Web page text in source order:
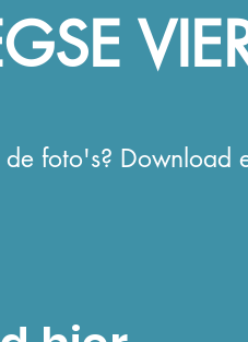
foto's? Download